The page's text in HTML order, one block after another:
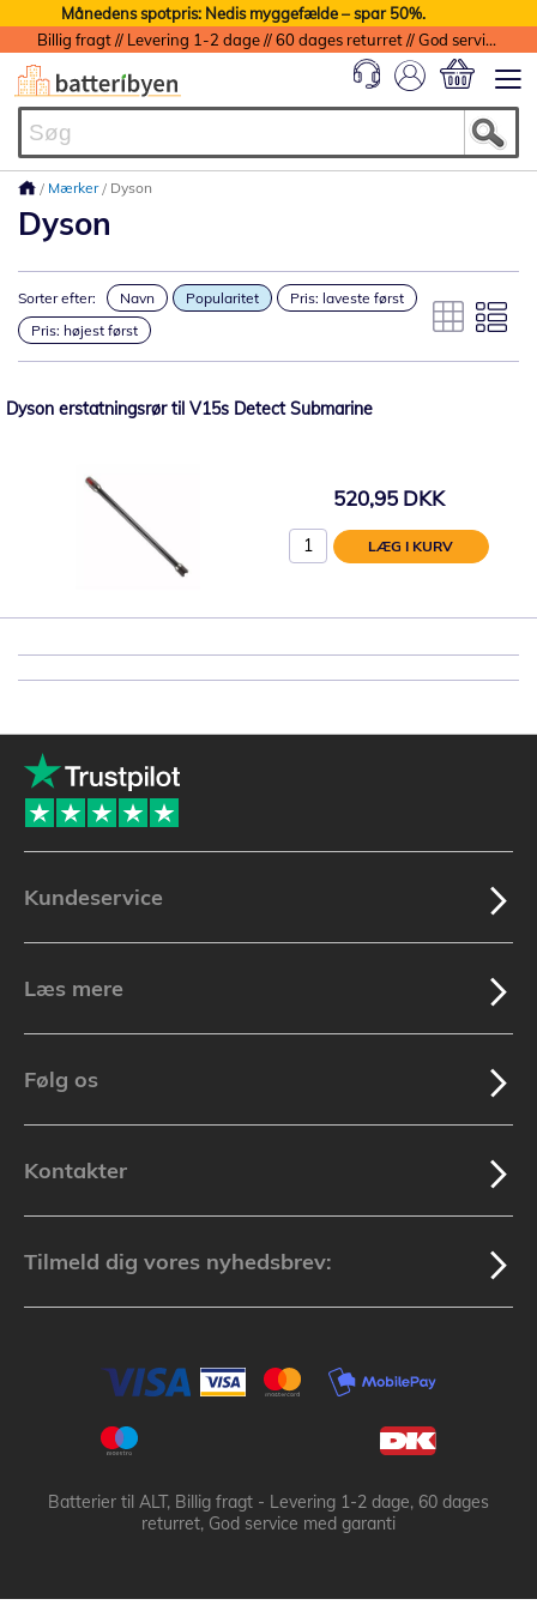
Månedens spotpris: Nedis myggefælde – spar 50%.
Billig fragt // Levering 1-2 dage // 60 dages returret // God service med garanti
Mærker Dyson
Dyson
Sorter efter: Navn Popularitet
Pris: laveste først
Pris: højest først
Dyson erstatningsrør til V15s Detect Submarine
520,95 DKK
LÆG I KURV
Kundeservice
Læs mere
Følg os
Kontakter
Tilmeld dig vores nyhedsbrev:
Batterier til ALT, Billig fragt - Levering 1-2 dage, 60 dages
returret, God service med garanti